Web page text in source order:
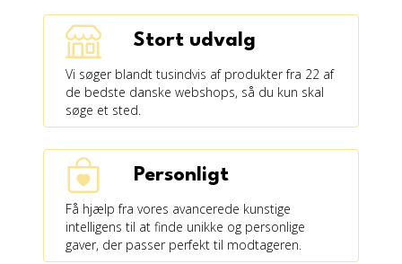
Stort udvalg
Vi søger blandt tusindvis af produkter fra 22 af
de bedste danske webshops, så du kun skal
søge et sted.
Personligt
Få hjælp fra vores avancerede kunstige
intelligens til at finde unikke og personlige
gaver, der passer perfekt til modtageren.